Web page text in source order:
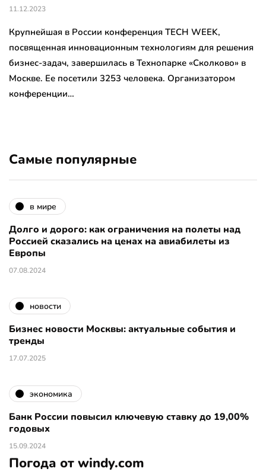
11.12.2023
Крупнейшая в России конференция TECH WEEK,
посвященная инновационным технологиям для решения
бизнес-задач, завершилась в Технопарке «Сколково» в
Москве. Ее посетили 3253 человека. Организатором
конференции…
Самые популярные
в мире
Долго и дорого: как ограничения на полеты над
Россией сказались на ценах на авиабилеты из
Европы
07.08.2024
новости
Бизнес новости Москвы: актуальные события и
тренды
17.07.2025
экономика
Банк России повысил ключевую ставку до 19,00%
годовых
15.09.2024
Погода от windy.com